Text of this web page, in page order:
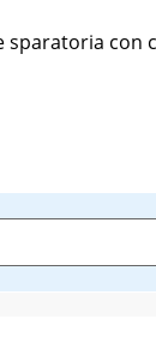
sparatoria con